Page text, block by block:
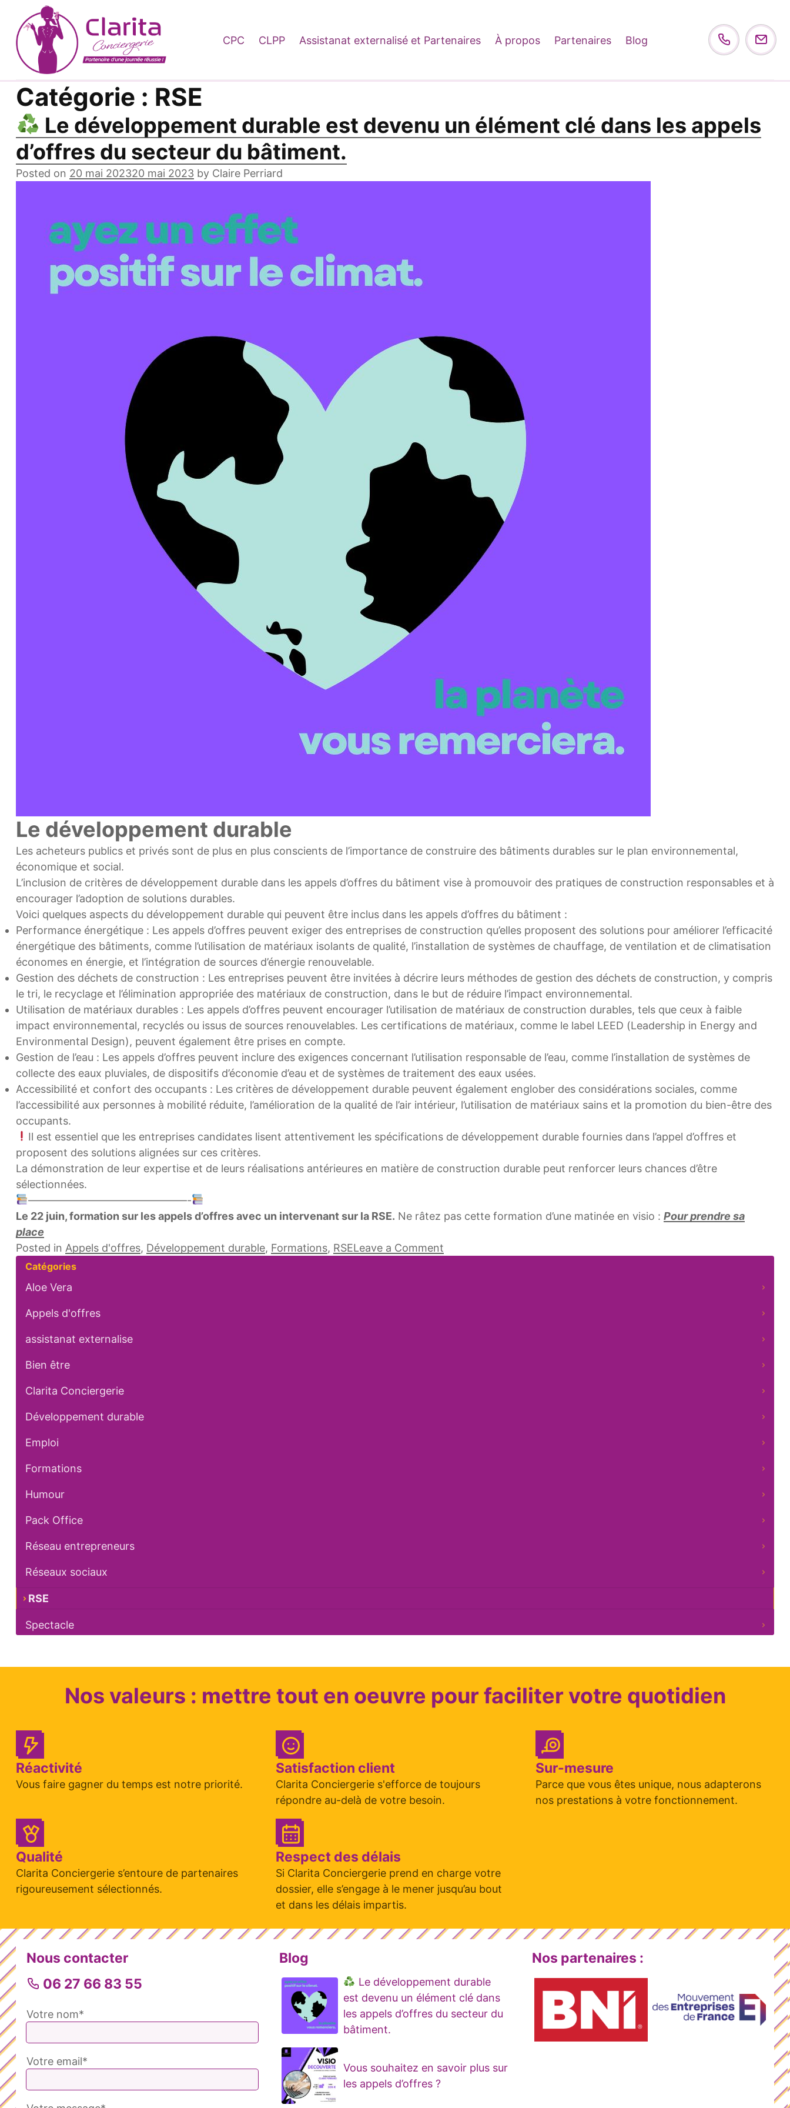
Skip to content
CPC CLPP Assistanat externalisé et Partenaires À propos Partenaires Blog
Catégorie : RSE
Le développement durable est devenu un élément clé dans les appels
d’offres du secteur du bâtiment.
Posted on 20 mai 202320 mai 2023 by Claire Perriard
Le développement durable
Les acheteurs publics et privés sont de plus en plus conscients de l’importance de construire des bâtiments durables sur le plan environnemental,
économique et social.
L’inclusion de critères de développement durable dans les appels d’offres du bâtiment vise à promouvoir des pratiques de construction responsables et à
encourager l’adoption de solutions durables.
Voici quelques aspects du développement durable qui peuvent être inclus dans les appels d’offres du bâtiment :
Performance énergétique : Les appels d’offres peuvent exiger des entreprises de construction qu’elles proposent des solutions pour améliorer l’efficacité
énergétique des bâtiments, comme l’utilisation de matériaux isolants de qualité, l’installation de systèmes de chauffage, de ventilation et de climatisation
économes en énergie, et l’intégration de sources d’énergie renouvelable.
Gestion des déchets de construction : Les entreprises peuvent être invitées à décrire leurs méthodes de gestion des déchets de construction, y compris
le tri, le recyclage et l’élimination appropriée des matériaux de construction, dans le but de réduire l’impact environnemental.
Utilisation de matériaux durables : Les appels d’offres peuvent encourager l’utilisation de matériaux de construction durables, tels que ceux à faible
impact environnemental, recyclés ou issus de sources renouvelables. Les certifications de matériaux, comme le label LEED (Leadership in Energy and
Environmental Design), peuvent également être prises en compte.
Gestion de l’eau : Les appels d’offres peuvent inclure des exigences concernant l’utilisation responsable de l’eau, comme l’installation de systèmes de
collecte des eaux pluviales, de dispositifs d’économie d’eau et de systèmes de traitement des eaux usées.
Accessibilité et confort des occupants : Les critères de développement durable peuvent également englober des considérations sociales, comme
l’accessibilité aux personnes à mobilité réduite, l’amélioration de la qualité de l’air intérieur, l’utilisation de matériaux sains et la promotion du bien-être des
occupants.
Il est essentiel que les entreprises candidates lisent attentivement les spécifications de développement durable fournies dans l’appel d’offres et
proposent des solutions alignées sur ces critères.
La démonstration de leur expertise et de leurs réalisations antérieures en matière de construction durable peut renforcer leurs chances d’être
sélectionnées.
———————————————-
Le 22 juin, formation sur les appels d’offres avec un intervenant sur la RSE. Ne râtez pas cette formation d’une matinée en visio : Pour prendre sa
place
Posted in Appels d'offres, Développement durable, Formations, RSELeave a Comment
Catégories
Aloe Vera
Appels d'offres
assistanat externalise
Bien être
Clarita Conciergerie
Développement durable
Emploi
Formations
Humour
Pack Office
Réseau entrepreneurs
Réseaux sociaux
RSE
Spectacle
Nos valeurs : mettre tout en oeuvre pour faciliter votre quotidien
Réactivité
Vous faire gagner du temps est notre priorité.
Satisfaction client
Clarita Conciergerie s'efforce de toujours
répondre au-delà de votre besoin.
Sur-mesure
Parce que vous êtes unique, nous adapterons
nos prestations à votre fonctionnement.
Qualité
Clarita Conciergerie s’entoure de partenaires
rigoureusement sélectionnés.
Respect des délais
Si Clarita Conciergerie prend en charge votre
dossier, elle s’engage à le mener jusqu’au bout
et dans les délais impartis.
Nous contacter
06 27 66 83 55
Votre nom*
Votre email*
Blog
Le développement durable
est devenu un élément clé dans
les appels d’offres du secteur du
bâtiment.
Vous souhaitez en savoir plus sur
les appels d’offres ?
Nos partenaires :